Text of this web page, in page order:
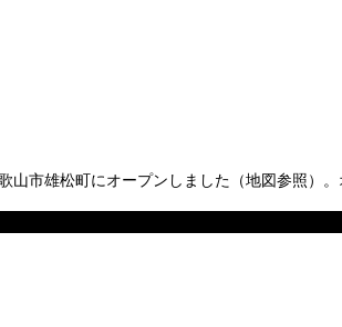
市雄松町にオープンしました（地図参照）